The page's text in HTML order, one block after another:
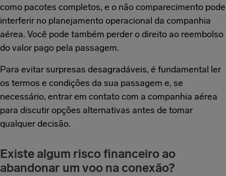
como pacotes completos, e o não comparecimento pode
interferir no planejamento operacional da companhia
aérea. Você pode também perder o direito ao reembolso
do valor pago pela passagem.
Para evitar surpresas desagradáveis, é fundamental ler
os termos e condições da sua passagem e, se
necessário, entrar em contato com a companhia aérea
para discutir opções alternativas antes de tomar
qualquer decisão.
Existe algum risco financeiro ao
abandonar um voo na conexão?